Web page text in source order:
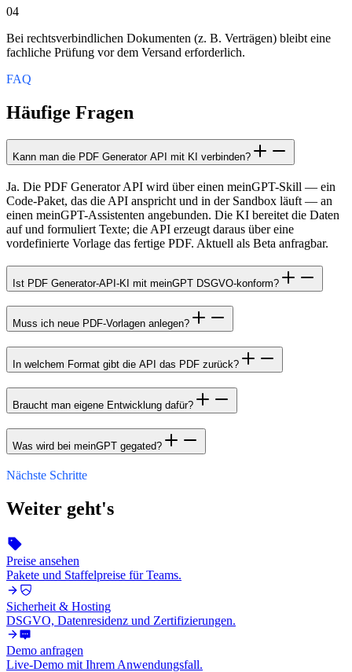
04
Bei rechtsverbindlichen Dokumenten (z. B. Verträgen) bleibt eine
fachliche Prüfung vor dem Versand erforderlich.
FAQ
Häufige Fragen
Kann man die PDF Generator API mit KI verbinden?
Ja. Die PDF Generator API wird über einen meinGPT-Skill — ein
Code-Paket, das die API anspricht und in der Sandbox läuft — an
einen meinGPT-Assistenten angebunden. Die KI bereitet die Daten
auf und formuliert Texte; die API erzeugt daraus über eine
vordefinierte Vorlage das fertige PDF. Aktuell als Beta anfragbar.
Ist PDF Generator-API-KI mit meinGPT DSGVO-konform?
Muss ich neue PDF-Vorlagen anlegen?
In welchem Format gibt die API das PDF zurück?
Braucht man eigene Entwicklung dafür?
Was wird bei meinGPT gegated?
Nächste Schritte
Weiter geht's
Preise ansehen
Pakete und Staffelpreise für Teams.
Sicherheit & Hosting
DSGVO, Datenresidenz und Zertifizierungen.
Demo anfragen
Live-Demo mit Ihrem Anwendungsfall.